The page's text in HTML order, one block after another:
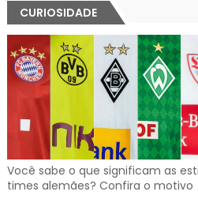
CURIOSIDADE
Você sabe o que significam as
times alemães? Confira o motivo